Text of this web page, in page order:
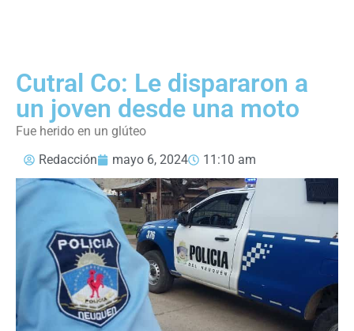
Cutral Co: Le dispararon a
un joven desde una moto
Fue herido en un glúteo
Redacción
mayo 6, 2024 11:10 am